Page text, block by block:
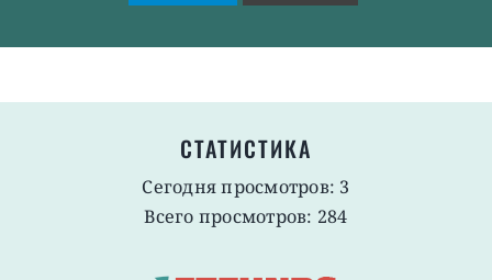
СТАТИСТИКА
Сегодня просмотров: 3
Всего просмотров: 284